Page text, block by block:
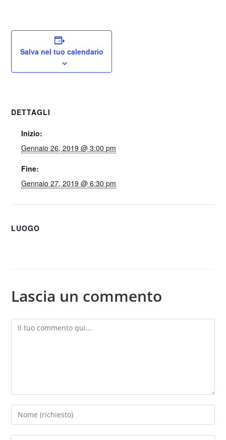
Salva nel tuo calendario
DETTAGLI
Inizio:
Gennaio 26, 2019 @ 3:00 pm
Fine:
Gennaio 27, 2019 @ 6:30 pm
LUOGO
Lascia un commento